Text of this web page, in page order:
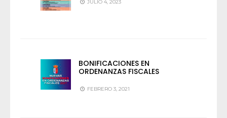
JULIO 4, 2023
BONIFICACIONES EN
ORDENANZAS FISCALES
FEBRERO 3, 2021